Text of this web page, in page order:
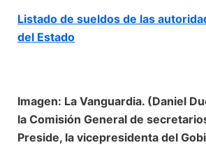
Listado de sueldos de las
del Estado
Imagen: La Vanguardia. (Daniel
la Comisión General de
Preside, la vicepresidenta del